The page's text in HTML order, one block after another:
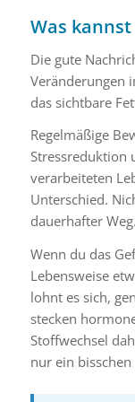
Was
Die gute
Veränderungen
das sichtbare
Regelmäßige
Stressreduktion
verarbeiteten
Unterschied.
dauerhafter Weg.
Wenn du das
Lebensweise
lohnt es sich,
stecken
Stoffwechsel
nur ein bisschen